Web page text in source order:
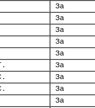
За
За
За
За
За
За
За
За
За